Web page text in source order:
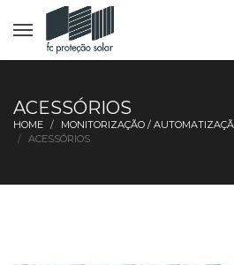
ACESSÓRIOS
HOME
MONITORIZAÇÃO /
ACESSÓRIOS